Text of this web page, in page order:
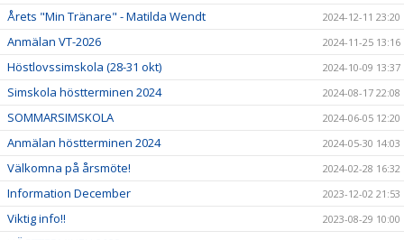
Årets "Min Tränare" - Matilda Wendt 2024-12-11 23:20
Anmälan VT-2026 2024-11-25 13:16
Höstlovssimskola (28-31 okt) 2024-10-09 13:37
Simskola höstterminen 2024 2024-08-17 22:08
SOMMARSIMSKOLA 2024-06-05 12:20
Anmälan höstterminen 2024 2024-05-30 14:03
Välkomna på årsmöte! 2024-02-28 16:32
Information December 2023-12-02 21:53
Viktig info!! 2023-08-29 10:00